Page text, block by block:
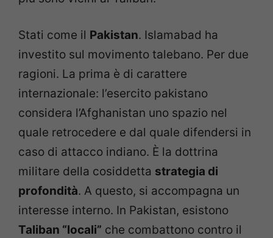
Stati come il Pakistan. Islamabad ha
investito sul movimento talebano. Per due
ragioni. La prima è di carattere
internazionale: l’esercito pakistano
considera l’Afghanistan uno spazio nel
quale retrocedere e dal quale difendersi in
caso di attacco indiano. È la dottrina
militare della cosiddetta strategia di
profondità. A questo, si accompagna un
interesse interno. In Pakistan, esistono
Taliban “locali” che combattono contro il